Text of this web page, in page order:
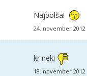
Najbolša!
24. november 2012
kr neki
18. november 2012